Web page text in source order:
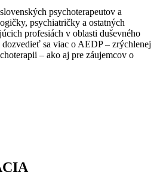
psychoterapeutov a
psychiatričky a ostatných
profesiách v oblasti duševného
sa viac o AEDP – zrýchlenej
– ako aj pre záujemcov o